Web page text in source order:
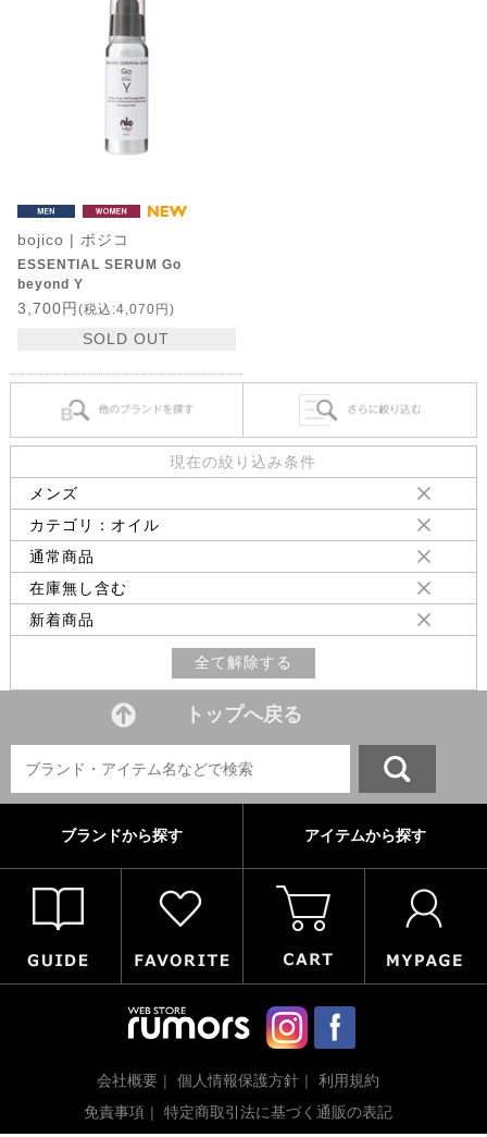
bojico | ボジコ
ESSENTIAL SERUM Go
beyond Y
3,700円 (税込:4,070円)
SOLD OUT
現在の絞り込み条件
メンズ
カテゴリ：オイル
通常商品
在庫無し含む
新着商品
全て解除する
トップへ戻る
ブランドから探す アイテムから探す
会社概要 個人情報保護方針
利用規約
免責事項
特定商取引法に基づく通販の表記